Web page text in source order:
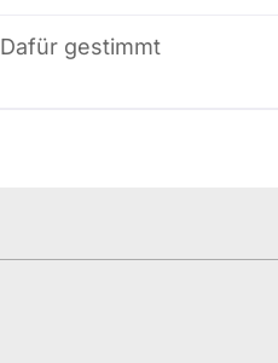
Dafür gestimmt